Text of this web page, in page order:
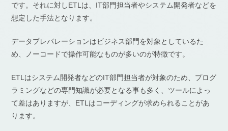
です。それに対しETLは、IT部門担当者やシステム開発者などを
想定した手法となります。
データプレパレーションはビジネス部門を対象としているた
め、ノーコードで操作可能なものが多いのが特徴です。
ETLはシステム開発者などのIT部門担当者が対象のため、プログ
ラミングなどの専門知識が必要となる事も多く、ツールによっ
て差はありますが、ETLはコーディングが求められることがあ
ります。